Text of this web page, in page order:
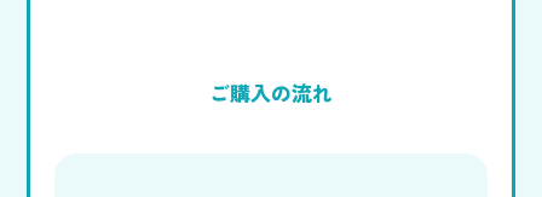
ご購入の流れ